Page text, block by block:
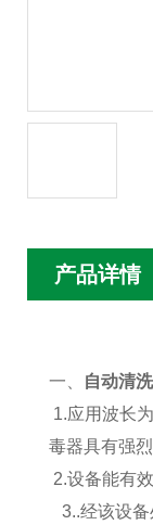
产品详情
一、
自动清
1.应用波长
毒器具有强
2.设备能有
3..经该设备